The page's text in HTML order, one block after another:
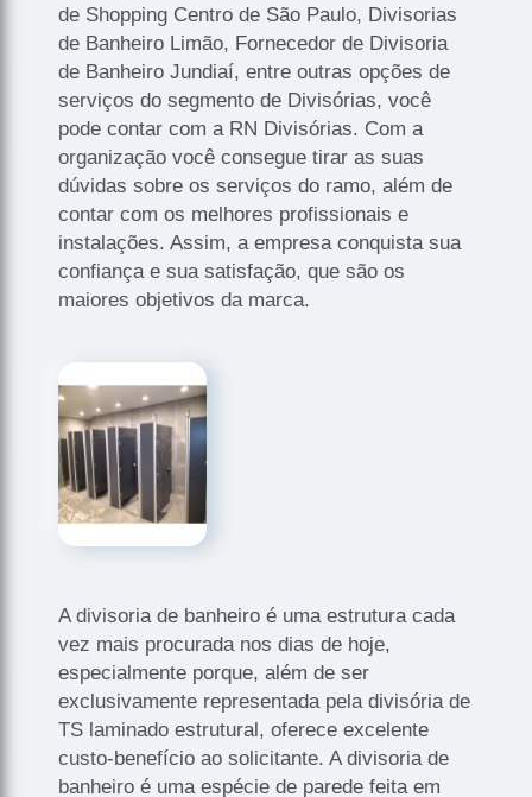
de Shopping Centro de São Paulo, Divisorias
de Banheiro Limão, Fornecedor de Divisoria
de Banheiro Jundiaí, entre outras opções de
serviços do segmento de Divisórias, você
pode contar com a RN Divisórias. Com a
organização você consegue tirar as suas
dúvidas sobre os serviços do ramo, além de
contar com os melhores profissionais e
instalações. Assim, a empresa conquista sua
confiança e sua satisfação, que são os
maiores objetivos da marca.
A divisoria de banheiro é uma estrutura cada
vez mais procurada nos dias de hoje,
especialmente porque, além de ser
exclusivamente representada pela divisória de
TS laminado estrutural, oferece excelente
custo-benefício ao solicitante. A divisoria de
banheiro é uma espécie de parede feita em